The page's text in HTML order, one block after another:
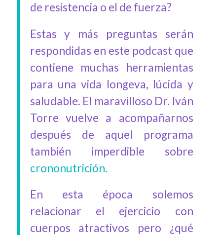
de resistencia o el de fuerza?
Estas y más preguntas serán
respondidas en este podcast que
contiene muchas herramientas
para una vida longeva, lúcida y
saludable. El maravilloso Dr. Iván
Torre vuelve a acompañarnos
después de aquel programa
también imperdible sobre
crononutrición.
En esta época solemos
relacionar el ejercicio con
cuerpos atractivos pero ¿qué